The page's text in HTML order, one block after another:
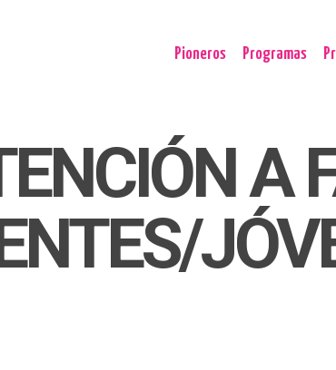
Pioneros Programas
A